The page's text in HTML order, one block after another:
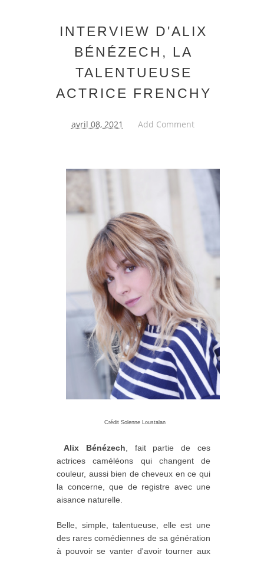
INTERVIEW D'ALIX
BÉNÉZECH, LA
TALENTUEUSE
ACTRICE FRENCHY
avril 08, 2021 Add Comment
Crédit Solenne Loustalan
Alix Bénézech, fait partie de ces
actrices caméléons qui changent de
couleur, aussi bien de cheveux en ce qui
la concerne, que de registre avec une
aisance naturelle.
Belle, simple, talentueuse, elle est une
des rares comédiennes de sa génération
à pouvoir se vanter d'avoir tourner aux